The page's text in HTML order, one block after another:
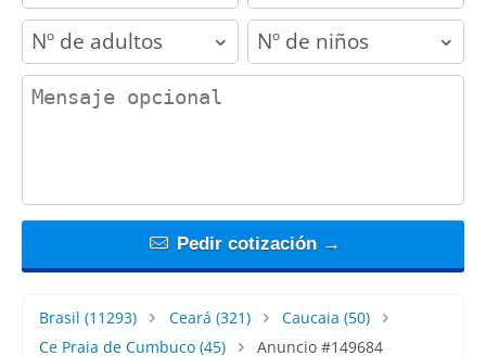
adults children
contact_message
Pedir cotización →
Brasil (11293) Ceará (321) Caucaia (50)
Ce Praia de Cumbuco (45) Anuncio #149684